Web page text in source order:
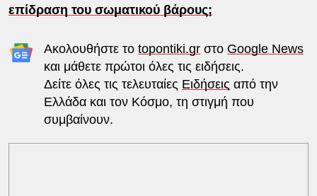
επίδραση του σωματικού βάρους;
Ακολουθήστε το topontiki.grστο Google News
και μάθετε πρώτοι όλες τις ειδήσεις.
Δείτε όλες τις τελευταίες Ειδήσεις από την
Ελλάδα και τον Κόσμο, τη στιγμή που
συμβαίνουν.